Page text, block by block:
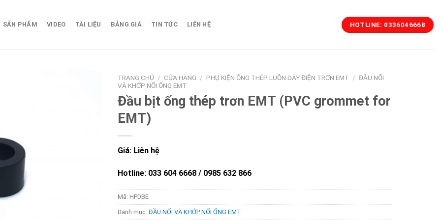
SẢN PHẨM VIDEO TÀI LIỆU BẢNG GIÁ TIN TỨC LIÊN HỆ HOTLINE: 0336046668
TRANG CHỦ / CỬA HÀNG / PHỤ KIỆN ỐNG THÉP LUỒN DÂY ĐIỆN TRƠN EMT / ĐẦU NỐI
VÀ KHỚP NỐI ỐNG EMT
Đầu bịt ống thép trơn EMT (PVC grommet for
EMT)
Giá: Liên hệ
Hotline: 033 604 6668 / 0985 632 866
Mã: HPDBE
Danh mục: ĐẦU NỐI VÀ KHỚP NỐI ỐNG EMT